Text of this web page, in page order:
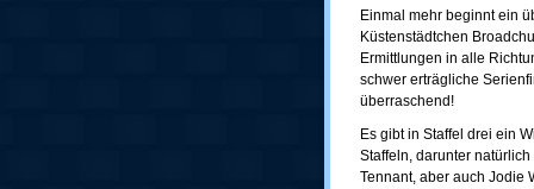
Einmal mehr beginnt ein
Küstenstädtchen
Ermittlungen in alle
schwer erträgliche
überraschend!
Es gibt in Staffel drei ein
Staffeln, darunter
Tennant, aber auch Jodie